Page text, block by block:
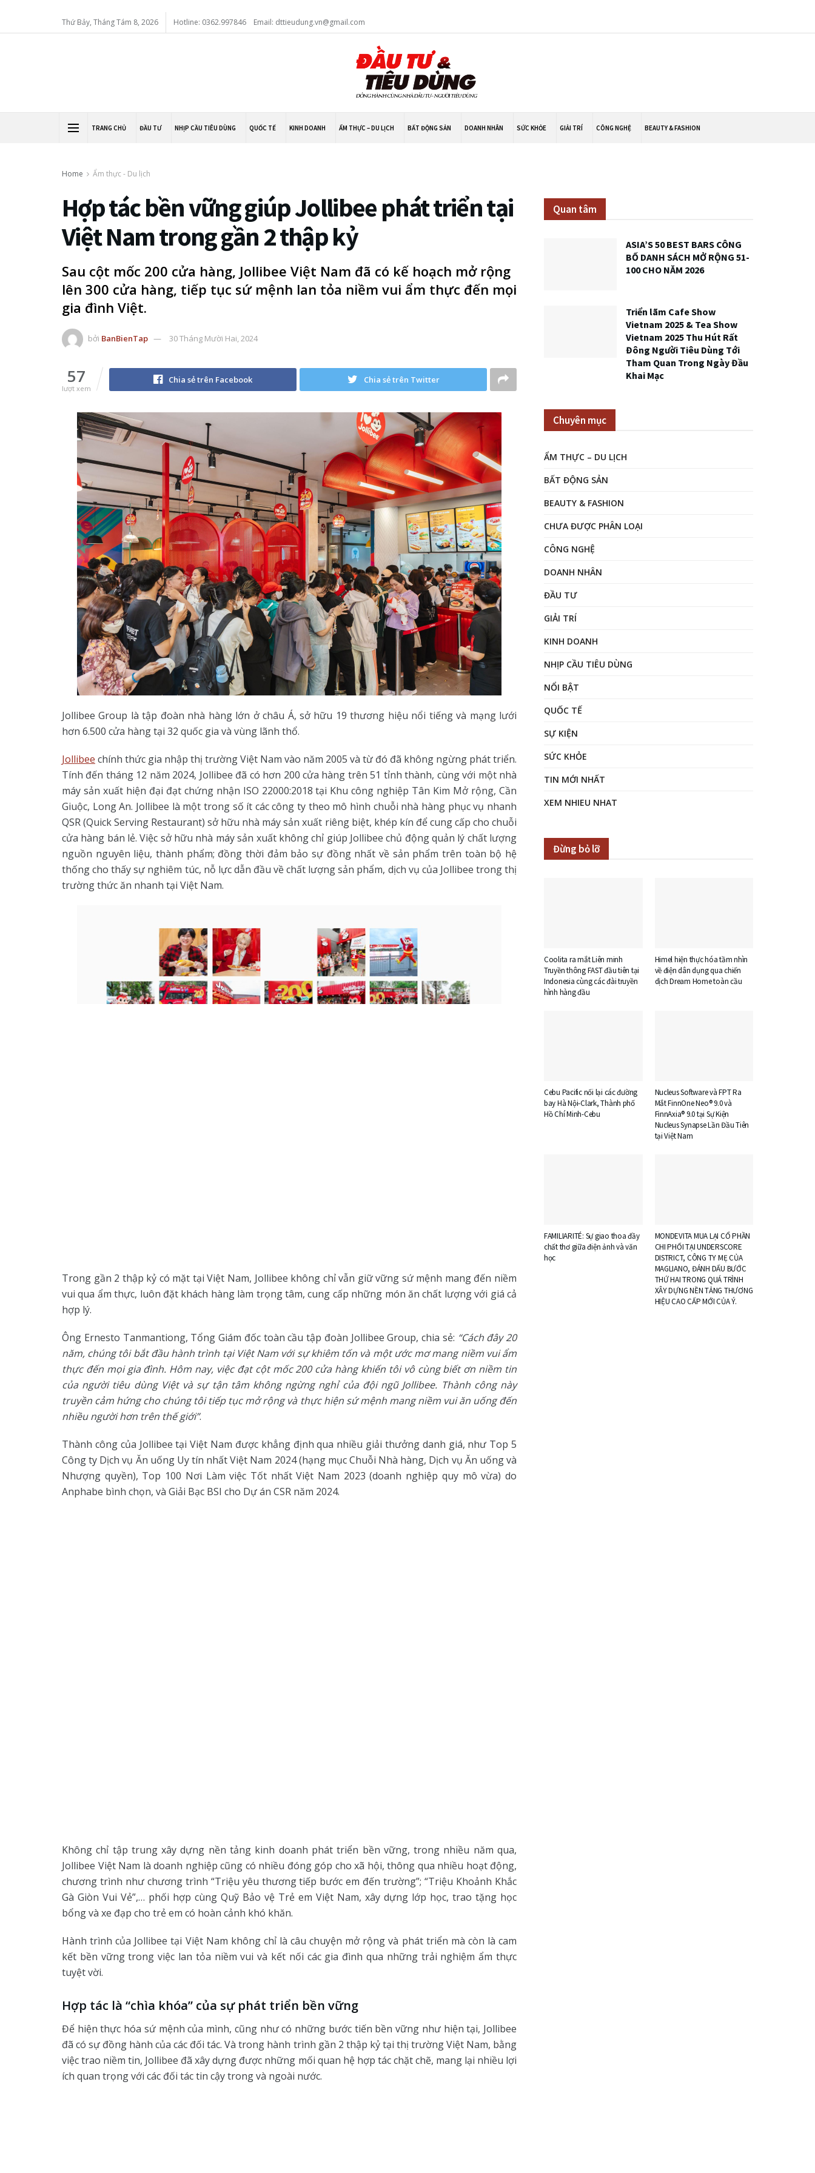
Thứ Bảy, Tháng Tám 8, 2026 Hotline: 0362.997846 Email: dttieudung.vn@gmail.com
TRANG CHỦ ĐẦU TƯ NHỊP CẦU TIÊU DÙNG QUỐC TẾ KINH DOANH ẨM THỰC – DU LỊCH BẤT ĐỘNG SẢN DOANH NHÂN SỨC KHỎE GIẢI TRÍ CÔNG NGHỆ BEAUTY & FASHION
Home Ẩm thực - Du lịch
Hợp tác bền vững giúp Jollibee phát triển tại
Việt Nam trong gần 2 thập kỷ
Sau cột mốc 200 cửa hàng, Jollibee Việt Nam đã có kế hoạch mở rộng
lên 300 cửa hàng, tiếp tục sứ mệnh lan tỏa niềm vui ẩm thực đến mọi
gia đình Việt.
bởi BanBienTap 30 Tháng Mười Hai, 2024
57
lượt xem
Chia sẻ trên Facebook Chia sẻ trên Twitter
Jollibee Group là tập đoàn nhà hàng lớn ở châu Á, sở hữu 19 thương hiệu nổi tiếng và mạng lưới
hơn 6.500 cửa hàng tại 32 quốc gia và vùng lãnh thổ.
Jollibee chính thức gia nhập thị trường Việt Nam vào năm 2005 và từ đó đã không ngừng phát triển.
Tính đến tháng 12 năm 2024, Jollibee đã có hơn 200 cửa hàng trên 51 tỉnh thành, cùng với một nhà
máy sản xuất hiện đại đạt chứng nhận ISO 22000:2018 tại Khu công nghiệp Tân Kim Mở rộng, Cần
Giuộc, Long An. Jollibee là một trong số ít các công ty theo mô hình chuỗi nhà hàng phục vụ nhanh
QSR (Quick Serving Restaurant) sở hữu nhà máy sản xuất riêng biệt, khép kín để cung cấp cho chuỗi
cửa hàng bán lẻ. Việc sở hữu nhà máy sản xuất không chỉ giúp Jollibee chủ động quản lý chất lượng
nguồn nguyên liệu, thành phẩm; đồng thời đảm bảo sự đồng nhất về sản phẩm trên toàn bộ hệ
thống cho thấy sự nghiêm túc, nỗ lực dẫn đầu về chất lượng sản phẩm, dịch vụ của Jollibee trong thị
trường thức ăn nhanh tại Việt Nam.
Trong gần 2 thập kỷ có mặt tại Việt Nam, Jollibee không chỉ vẫn giữ vững sứ mệnh mang đến niềm
vui qua ẩm thực, luôn đặt khách hàng làm trọng tâm, cung cấp những món ăn chất lượng với giá cả
hợp lý.
Ông Ernesto Tanmantiong, Tổng Giám đốc toàn cầu tập đoàn Jollibee Group, chia sẻ: “Cách đây 20
năm, chúng tôi bắt đầu hành trình tại Việt Nam với sự khiêm tốn và một ước mơ mang niềm vui ẩm
thực đến mọi gia đình. Hôm nay, việc đạt cột mốc 200 cửa hàng khiến tôi vô cùng biết ơn niềm tin
của người tiêu dùng Việt và sự tận tâm không ngừng nghỉ của đội ngũ Jollibee. Thành công này
truyền cảm hứng cho chúng tôi tiếp tục mở rộng và thực hiện sứ mệnh mang niềm vui ăn uống đến
nhiều người hơn trên thế giới”.
Thành công của Jollibee tại Việt Nam được khẳng định qua nhiều giải thưởng danh giá, như Top 5
Công ty Dịch vụ Ăn uống Uy tín nhất Việt Nam 2024 (hạng mục Chuỗi Nhà hàng, Dịch vụ Ăn uống và
Nhượng quyền), Top 100 Nơi Làm việc Tốt nhất Việt Nam 2023 (doanh nghiệp quy mô vừa) do
Anphabe bình chọn, và Giải Bạc BSI cho Dự án CSR năm 2024.
Không chỉ tập trung xây dựng nền tảng kinh doanh phát triển bền vững, trong nhiều năm qua,
Jollibee Việt Nam là doanh nghiệp cũng có nhiều đóng góp cho xã hội, thông qua nhiều hoạt động,
chương trình như chương trình “Triệu yêu thương tiếp bước em đến trường”; “Triệu Khoảnh Khắc
Gà Giòn Vui Vẻ”,… phối hợp cùng Quỹ Bảo vệ Trẻ em Việt Nam, xây dựng lớp học, trao tặng học
bổng và xe đạp cho trẻ em có hoàn cảnh khó khăn.
Hành trình của Jollibee tại Việt Nam không chỉ là câu chuyện mở rộng và phát triển mà còn là cam
kết bền vững trong việc lan tỏa niềm vui và kết nối các gia đình qua những trải nghiệm ẩm thực
tuyệt vời.
Hợp tác là “chìa khóa” của sự phát triển bền vững
Để hiện thực hóa sứ mệnh của mình, cũng như có những bước tiến bền vững như hiện tại, Jollibee
đã có sự đồng hành của các đối tác. Và trong hành trình gần 2 thập kỷ tại thị trường Việt Nam, bằng
việc trao niềm tin, Jollibee đã xây dựng được những mối quan hệ hợp tác chặt chẽ, mang lại nhiều lợi
ích quan trọng với các đối tác tin cậy trong và ngoài nước.
Quan tâm
ASIA’S 50 BEST BARS CÔNG
BỐ DANH SÁCH MỞ RỘNG 51-
100 CHO NĂM 2026
Triển lãm Cafe Show
Vietnam 2025 & Tea Show
Vietnam 2025 Thu Hút Rất
Đông Người Tiêu Dùng Tới
Tham Quan Trong Ngày Đầu
Khai Mạc
Chuyên mục
ẨM THỰC – DU LỊCH
BẤT ĐỘNG SẢN
BEAUTY & FASHION
CHƯA ĐƯỢC PHÂN LOẠI
CÔNG NGHỆ
DOANH NHÂN
ĐẦU TƯ
GIẢI TRÍ
KINH DOANH
NHỊP CẦU TIÊU DÙNG
NỔI BẬT
QUỐC TẾ
SỰ KIỆN
SỨC KHỎE
TIN MỚI NHẤT
XEM NHIEU NHAT
Đừng bỏ lỡ
Coolita ra mắt Liên minh
Truyền thông FAST đầu tiên tại
Indonesia cùng các đài truyền
hình hàng đầu
Himel hiện thực hóa tầm nhìn
về điện dân dụng qua chiến
dịch Dream Home toàn cầu
Cebu Pacific nối lại các đường
bay Hà Nội-Clark, Thành phố
Hồ Chí Minh-Cebu
Nucleus Software và FPT Ra
Mắt FinnOne Neo® 9.0 và
FinnAxia® 9.0 tại Sự Kiện
Nucleus Synapse Lần Đầu Tiên
tại Việt Nam
FAMILIARITÉ: Sự giao thoa đầy
chất thơ giữa điện ảnh và văn
học
MONDEVITA MUA LẠI CỔ PHẦN
CHI PHỐI TẠI UNDERSCORE
DISTRICT, CÔNG TY MẸ CỦA
MAGLIANO, ĐÁNH DẤU BƯỚC
THỨ HAI TRONG QUÁ TRÌNH
XÂY DỰNG NỀN TẢNG THƯƠNG
HIỆU CAO CẤP MỚI CỦA Ý.